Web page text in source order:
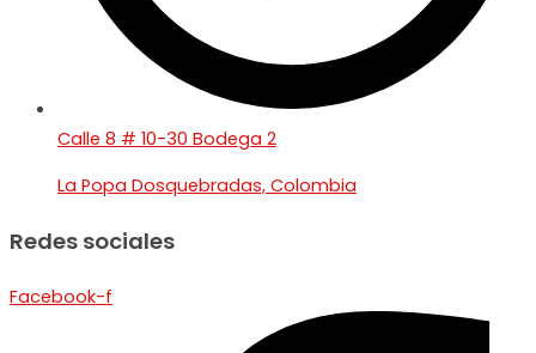
Calle 8 # 10-30 Bodega 2
La Popa Dosquebradas, Colombia
Redes sociales
Facebook-f